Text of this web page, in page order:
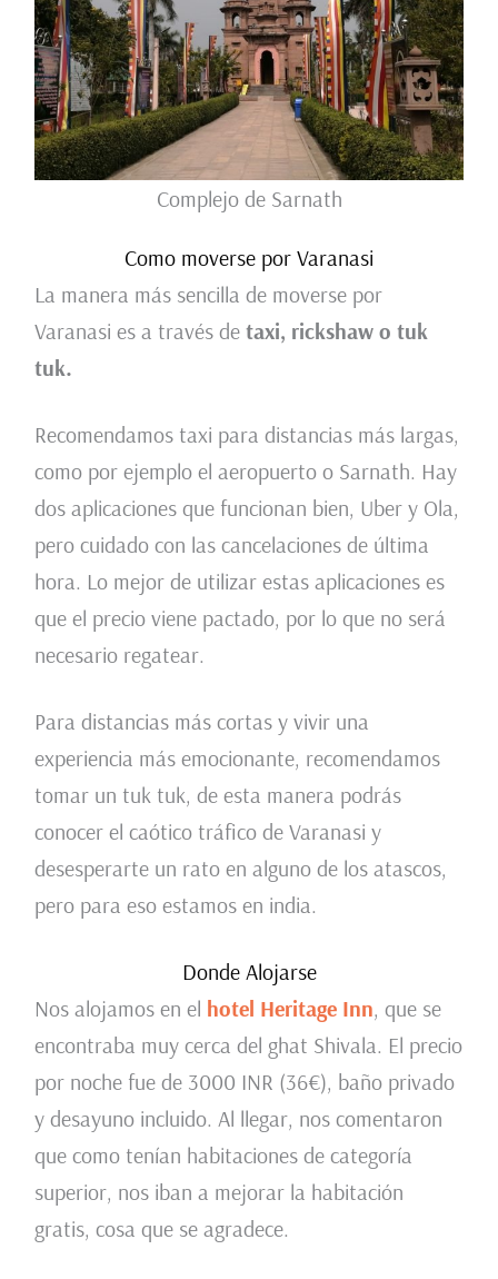
Complejo de Sarnath
Como moverse por Varanasi
La manera más sencilla de moverse por
Varanasi es a través detaxi, rickshaw o tuk
tuk.
Recomendamos taxi para distancias más largas,
como por ejemplo el aeropuerto o Sarnath. Hay
dos aplicaciones que funcionan bien, Uber y Ola,
pero cuidado con las cancelaciones de última
hora. Lo mejor de utilizar estas aplicaciones es
que el precio viene pactado, por lo que no será
necesario regatear.
Para distancias más cortas y vivir una
experiencia más emocionante, recomendamos
tomar un tuk tuk, de esta manera podrás
conocer el caótico tráfico de Varanasi y
desesperarte un rato en alguno de los atascos,
pero para eso estamos en india.
Donde Alojarse
Nos alojamos en el hotel Heritage Inn, que se
encontraba muy cerca del ghat Shivala. El precio
por noche fue de 3000 INR (36€), baño privado
y desayuno incluido. Al llegar, nos comentaron
que como tenían habitaciones de categoría
superior, nos iban a mejorar la habitación
gratis, cosa que se agradece.